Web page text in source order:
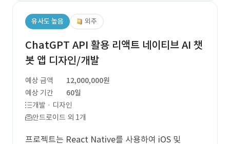
유사도 높음 외주
ChatGPT API 활용 리액트 네이티브 AI 챗
봇 앱 디자인/개발
예상 금액
12,000,000원
예상 기간
60일
개발 · 디자인
안드로이드 외 1개
프로젝트는 React Native를 사용하여 iOS 및